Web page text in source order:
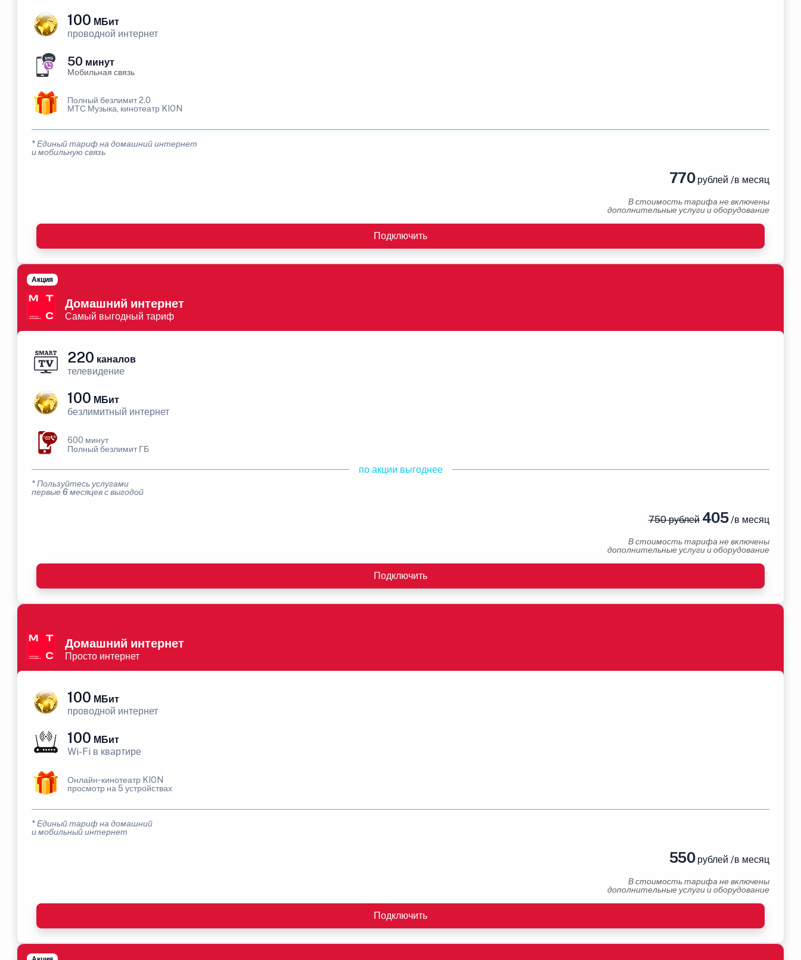
100 МБит
проводной интернет
50 минут
Мобильная связь
Полный безлимит 2.0
МТС Музыка, кинотеатр KION
* Единый тариф на домашний интернет
и мобильную связь
770рублей /в месяц
В стоимость тарифа не включены
дополнительные услуги и оборудование
Подключить
Домашний интернет
Самый выгодный тариф
Акция
220 каналов
телевидение
100 МБит
безлимитный интернет
600 минут
Полный безлимит ГБ
по акции выгоднее
* Пользуйтесь услугами
первые 6 месяцев с выгодой
750 рублей405/в месяц
В стоимость тарифа не включены
дополнительные услуги и оборудование
Подключить
Домашний интернет
Просто интернет
100 МБит
проводной интернет
100 МБит
Wi-Fi в квартире
Онлайн-кинотеатр KION
просмотр на 5 устройствах
* Единый тариф на домашний
и мобильный интернет
550рублей /в месяц
В стоимость тарифа не включены
дополнительные услуги и оборудование
Подключить